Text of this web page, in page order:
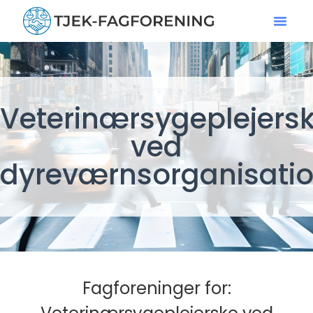
ved
Fagforeninger for: